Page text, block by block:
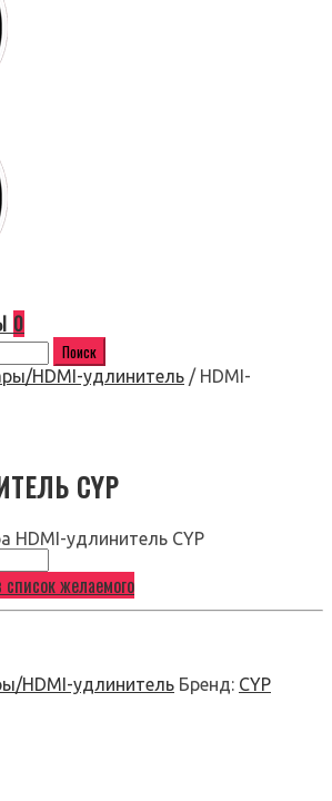
0
HDMI-удлинитель / HDMI-
CYP
HDMI-удлинитель CYP
желаемого
HDMI-удлинитель Бренд: CYP